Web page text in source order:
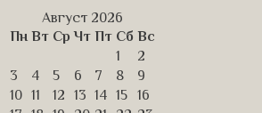
Август 2026
Пн Вт Ср Чт Пт Сб Вс
1
2
3
4 5 6 7 8
9
10 11 12 13 14 15
16